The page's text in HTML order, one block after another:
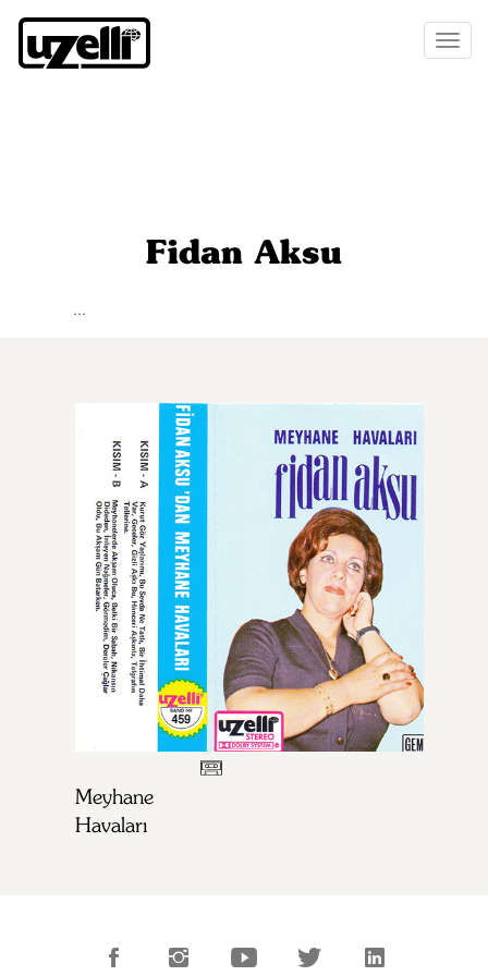
Fidan Aksu
...
Meyhane
Havaları